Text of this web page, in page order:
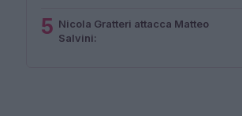
5 Nicola Gratteri attacca Matteo
Salvini: